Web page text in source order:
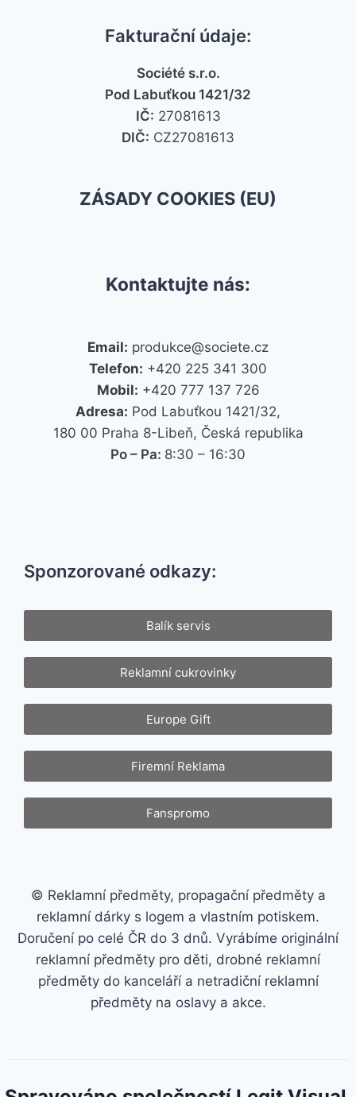
Fakturační údaje:
Société s.r.o.
Pod Labuťkou 1421/32
IČ: 27081613
DIČ: CZ27081613
ZÁSADY COOKIES (EU)
Kontaktujte nás:
Email: produkce@societe.cz
Telefon: +420 225 341 300
Mobil: +420 777 137 726
Adresa: Pod Labuťkou 1421/32,
180 00 Praha 8-Libeň, Česká republika
Po – Pa: 8:30 – 16:30
Sponzorované odkazy:
Balík servis
Reklamní cukrovinky
Europe Gift
Firemní Reklama
Fanspromo
© Reklamní předměty, propagační předměty a
reklamní dárky s logem a vlastním potiskem.
Doručení po celé ČR do 3 dnů. Vyrábíme originální
reklamní předměty pro děti, drobné reklamní
předměty do kanceláří a netradiční reklamní
předměty na oslavy a akce.